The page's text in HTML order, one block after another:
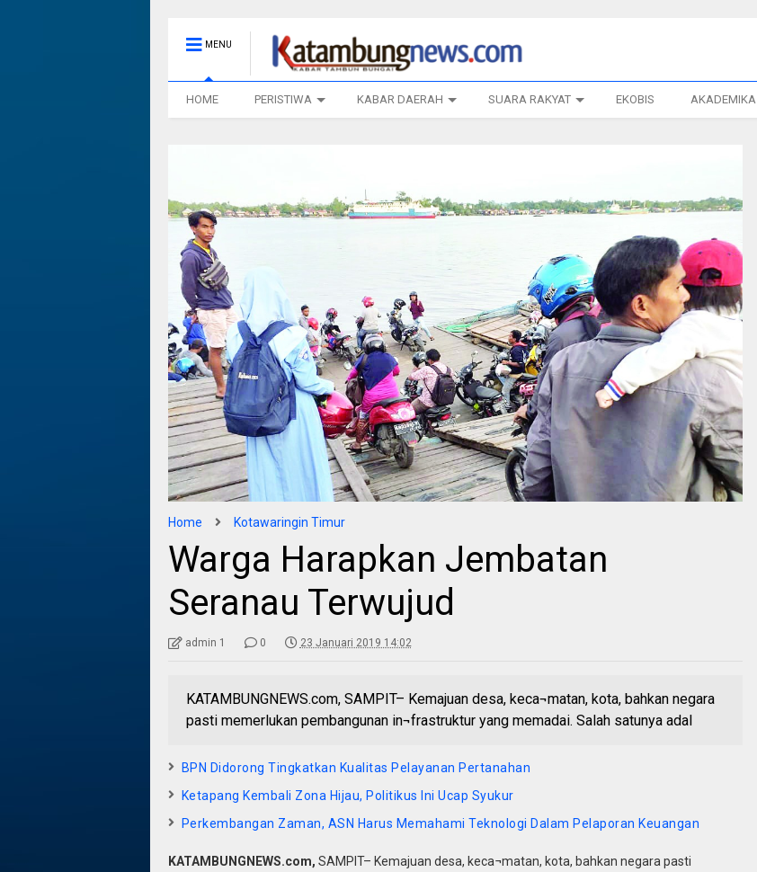
MENU
HOME PERISTIWA KABAR DAERAH SUARA RAKYAT EKOBIS AKADEMIKA
Home Kotawaringin Timur
Warga Harapkan Jembatan
Seranau Terwujud
admin 1 0 23 Januari 2019 14:02
KATAMBUNGNEWS.com, SAMPIT– Kemajuan desa, keca¬matan, kota, bahkan negara
pasti memerlukan pembangunan in¬frastruktur yang memadai. Salah satunya adal
BPN Didorong Tingkatkan Kualitas Pelayanan Pertanahan
Ketapang Kembali Zona Hijau, Politikus Ini Ucap Syukur
Perkembangan Zaman, ASN Harus Memahami Teknologi Dalam Pelaporan Keuangan
KATAMBUNGNEWS.com, SAMPIT– Kemajuan desa, keca¬matan, kota, bahkan negara pasti